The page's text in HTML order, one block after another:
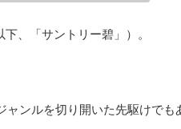
、「サントリー碧」）。
ャンルを切り開いた先駆けでも